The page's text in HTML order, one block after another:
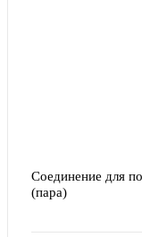
Соединение для
(пара)